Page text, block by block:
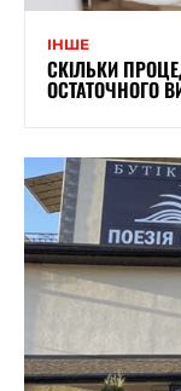
ІНШЕ
СКІЛЬКИ
ОСТАТОЧНОГО